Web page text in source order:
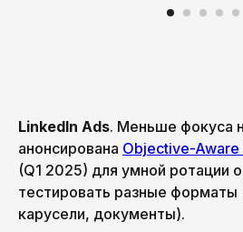
LinkedIn Ads. Меньше фокуса
анонсирована Objective-Aware
(Q1 2025) для умной ротации
тестировать разные форматы
карусели, документы).